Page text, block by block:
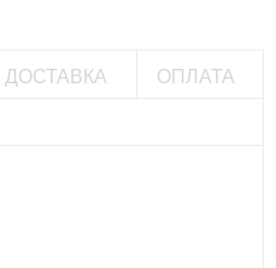
ДОСТАВКА
ОПЛАТА